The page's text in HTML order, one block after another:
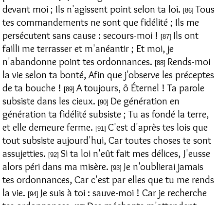
devant moi ; Ils n'agissent point selon ta loi. [86] Tous
tes commandements ne sont que fidélité ; Ils me
persécutent sans cause : secours-moi ! [87] Ils ont
failli me terrasser et m'anéantir ; Et moi, je
n'abandonne point tes ordonnances. [88] Rends-moi
la vie selon ta bonté, Afin que j'observe les préceptes
de ta bouche ! [89] A toujours, ô Éternel ! Ta parole
subsiste dans les cieux. [90] De génération en
génération ta fidélité subsiste ; Tu as fondé la terre,
et elle demeure ferme. [91] C'est d'après tes lois que
tout subsiste aujourd'hui, Car toutes choses te sont
assujetties. [92] Si ta loi n'eût fait mes délices, J'eusse
alors péri dans ma misère. [93] Je n'oublierai jamais
tes ordonnances, Car c'est par elles que tu me rends
la vie. [94] Je suis à toi : sauve-moi ! Car je recherche